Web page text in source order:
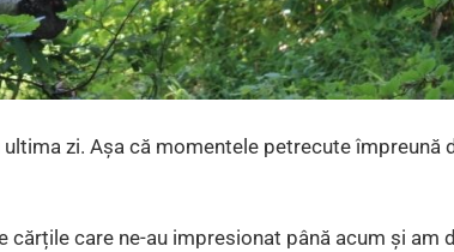
zi. Așa că momentele petrecute împreună
care ne-au impresionat până acum și am